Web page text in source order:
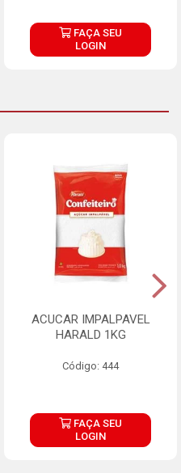
FAÇA SEU
LOGIN
ACUCAR IMPALPAVEL
HARALD 1KG
Código: 444
FAÇA SEU
LOGIN